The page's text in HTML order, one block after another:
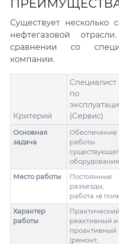
Существует
нефтегазовой
сравнении со
компании.
Критерий
Специалист
по
(Сервис)
Основная
задача
Обеспечение
работы
оборудования
Место работы
Постоянные
разъезды,
работа «в
Характер
работы
Практический,
реактивный и
проактивный
(ремонт,